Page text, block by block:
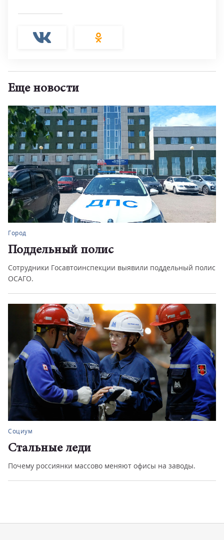
Еще новости
Город
Поддельный полис
Сотрудники Госавтоинспекции выявили поддельный полис
ОСАГО.
Социум
Стальные леди
Почему россиянки массово меняют офисы на заводы.